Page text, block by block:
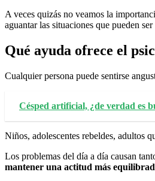
A veces quizás no veamos la
aguantar las situaciones que pueden
Qué ayuda ofrece el
Cualquier persona puede sentirse
Césped artificial, ¿de verdad es
Niños, adolescentes rebeldes, adultos
Los problemas del día a día causan
mantener una actitud más